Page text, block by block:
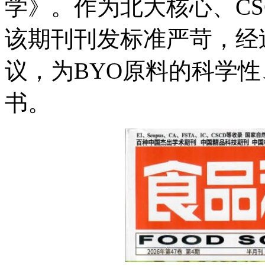
学》。作为北大核心、
该期刊刊发标准严苛，
议，为BYO原料的科学
书。